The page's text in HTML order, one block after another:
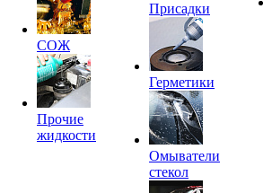
СОЖ
Прочие
жидкости
Присадки
Герметики
Омыватели
стекол